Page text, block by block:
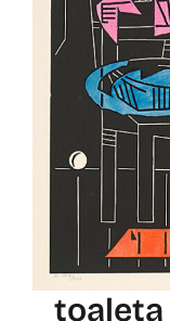
toaleta